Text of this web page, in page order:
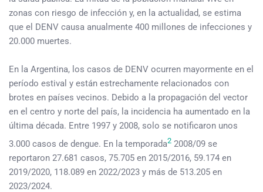
zonas con riesgo de infección y, en la actualidad, se estima
que el DENV causa anualmente 400 millones de infecciones y
20.000 muertes.
En la Argentina, los casos de DENV ocurren mayormente en el
período estival y están estrechamente relacionados con
brotes en países vecinos. Debido a la propagación del vector
en el centro y norte del país, la incidencia ha aumentado en la
última década. Entre 1997 y 2008, solo se notificaron unos
3.000 casos de dengue. En la temporada2 2008/09 se
reportaron 27.681 casos, 75.705 en 2015/2016, 59.174 en
2019/2020, 118.089 en 2022/2023 y más de 513.205 en
2023/2024.